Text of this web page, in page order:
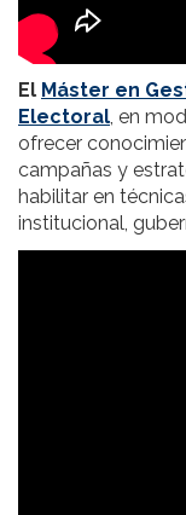
El Máster en
Electoral, en
ofrecer
campañas y
habilitar en
institucional,